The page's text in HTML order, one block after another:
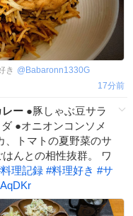
き @ Babaronn1330G
17分前
レー ●豚しゃぶ豆サラ
●オニオンコンソメ
、トマトの夏野菜のサ
んとの相性抜群。 ワ
料理記録 #料理好き #サ